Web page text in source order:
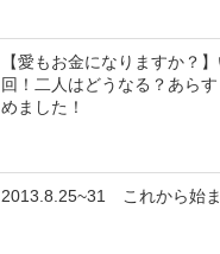
【愛もお金になりますか？
回！二人はどうなる？あら
めました！
2013.8.25~31 これから始